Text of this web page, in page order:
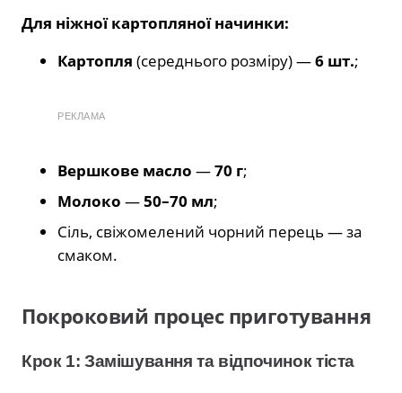
Для ніжної картопляної начинки:
Картопля (середнього розміру) —6 шт.;
РЕКЛАМА
Вершкове масло —70 г;
Молоко —50–70 мл;
Сіль, свіжомелений чорний перець — за
смаком.
Покроковий процес приготування
Крок 1: Замішування та відпочинок тіста